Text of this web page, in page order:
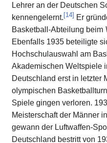
Lehrer an der Deutschen
kennengelernt. [14] Er
Basketball-Abteilung beim
Ebenfalls 1935 beteiligte
Hochschulauswahl am
Akademischen Weltspiele
Deutschland erst in letzter
olympischen
Spiele gingen verloren.
Meisterschaft der Männer
gewann der Luftwaffen-
Deutschland bestritt von